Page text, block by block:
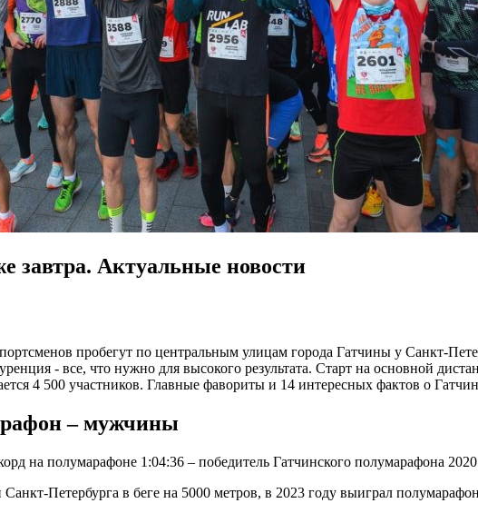
завтра. Актуальные новости
пробегут по центральным улицам города Гатчины у Санкт-
- все, что нужно для высокого результата. Старт на основной
4 500 участников. Главные фавориты и 14 интересных фактов о
– мужчины
на полумарафоне 1:04:36 – победитель Гатчинского полумарафона 2020
Петербурга в беге на 5000 метров, в 2023 году выиграл